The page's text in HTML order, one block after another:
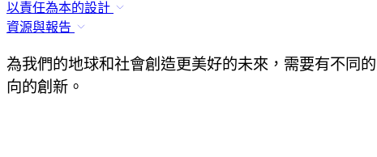
以責任為本的設計
資源與報告
為我們的地球和社會創造更美好的未來，需要有不同
向的創新。